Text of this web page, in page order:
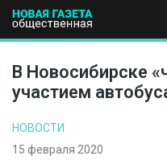
ПОЛИТИКА
В Новосибирске
участием
НОВОСТИ
15 февраля 2020